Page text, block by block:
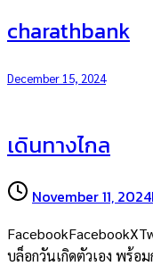
charathbank
December 15, 2024
เดินทางไกล
November 11, 2024
บล็อกวันเกิดตัวเอง พร้อ